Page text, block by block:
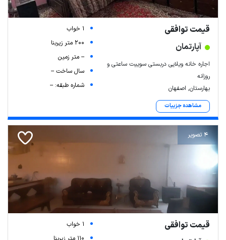
| Map data © ariamarz.com
قیمت توافقی
آپارتمان
اجاره خانه ویلایی دربستی سوییت ساعتی و
روزانه
بهارستان, اصفهان
مشاهده جزییات
1 خواب
200 متر زیربنا
-- متر زمین
سال ساخت --
شماره طبقه: --
4 تصویر
قیمت توافقی
1 خواب